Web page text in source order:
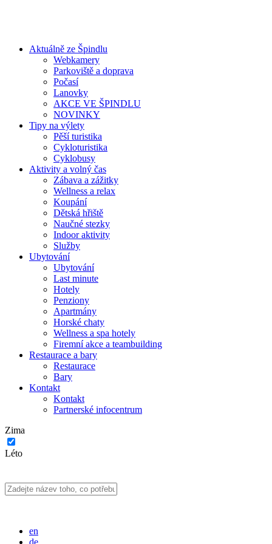
Aktuálně ze Špindlu
Webkamery
Parkoviště a doprava
Počasí
Lanovky
AKCE VE ŠPINDLU
NOVINKY
Tipy na výlety
Pěší turistika
Cykloturistika
Cyklobusy
Aktivity a volný čas
Zábava a zážitky
Wellness a relax
Koupání
Dětská hřiště
Naučné stezky
Indoor aktivity
Služby
Ubytování
Ubytování
Last minute
Hotely
Penziony
Apartmány
Horské chaty
Wellness a spa hotely
Firemní akce a teambuilding
Restaurace a bary
Restaurace
Bary
Kontakt
Kontakt
Partnerské infocentrum
Zima
Léto
en
de